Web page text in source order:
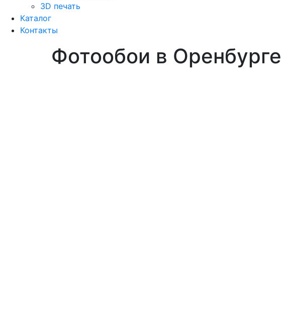
3D печать
Каталог
Контакты
Фотообои в Оренбурге